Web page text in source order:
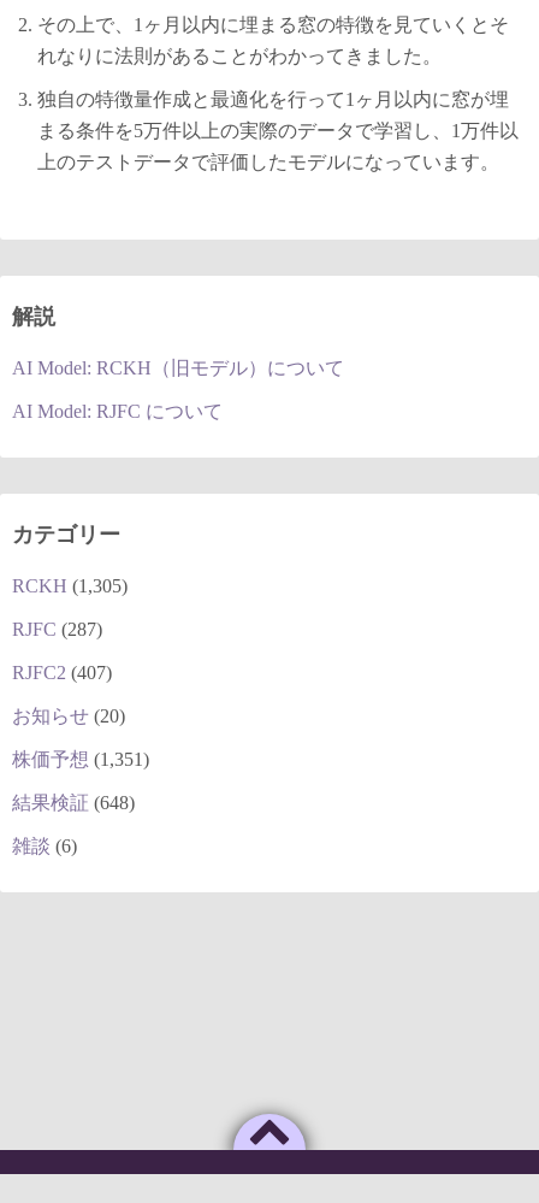
その上で、1ヶ月以内に埋まる窓の特徴を見ていくとそ
れなりに法則があることがわかってきました。
独自の特徴量作成と最適化を行って1ヶ月以内に窓が埋
まる条件を5万件以上の実際のデータで学習し、1万件以
上のテストデータで評価したモデルになっています。
解説
AI Model: RCKH（旧モデル）について
AI Model: RJFC について
カテゴリー
RCKH (1,305)
RJFC (287)
RJFC2 (407)
お知らせ (20)
株価予想 (1,351)
結果検証 (648)
雑談 (6)